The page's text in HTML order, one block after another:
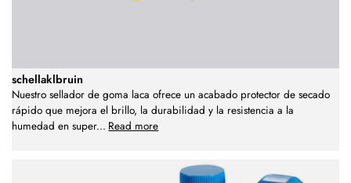
schellaklbruin
Nuestro sellador de goma laca ofrece un acabado protector de secado
rápido que mejora el brillo, la durabilidad y la resistencia a la
humedad en super... Read more